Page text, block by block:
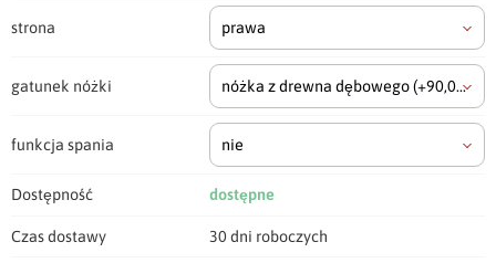
strona prawa
gatunek nóżki nóżka z drewna dębowego(+90,00 zł)
funkcja spania nie
Dostępność dostępne
Czas dostawy 30 dni roboczych